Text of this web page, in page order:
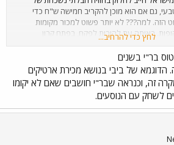
גם אם הוא מוכן להקריב חמישה ש"ח כדי
הזה. למה??? לא יותר פשוט למכור מקומות
באותה עת להורות לפקח, בפתח קרון
נוספים (כמידת המושבים הפנויים בקרון - בדיוק
שעלה לרכבת, שינה דעתו ומוכן בכל להיפרד
בהמון? כך ינוצלו המושבים בקרון
לקנות כרטיס שמור ימצא מושב פנוי. הרי הפקחים
ראשון בין כה וכה אינם עוברים בקרונות, זה פשוט
בהמון האדם. אני באופן אישי ויתרתי על
לדאבוני בימי ראשון, בעתיד הנראה לעין) חזרתי
את חלקי לזיהום האויר ולעומס בכבישים, הכל
לחץ כדי להרחיב...
בר"י בשנים
הדוגמא של ביבי בנושא מכירת ארטיקים
זה, וכנראה שבר"י חושבים שאם לא יקומו
לשחק עם הנוסעים.